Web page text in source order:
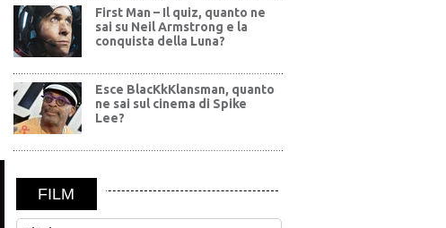
First Man – Il quiz, quanto ne
sai su Neil Armstrong e la
conquista della Luna?
Esce BlacKkKlansman, quanto
ne sai sul cinema di Spike
Lee?